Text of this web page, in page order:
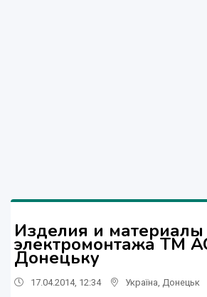
Изделия и материалы
электромонтажа ТМ
Донецьку
17.04.2014, 12:34 Україна Донецьк